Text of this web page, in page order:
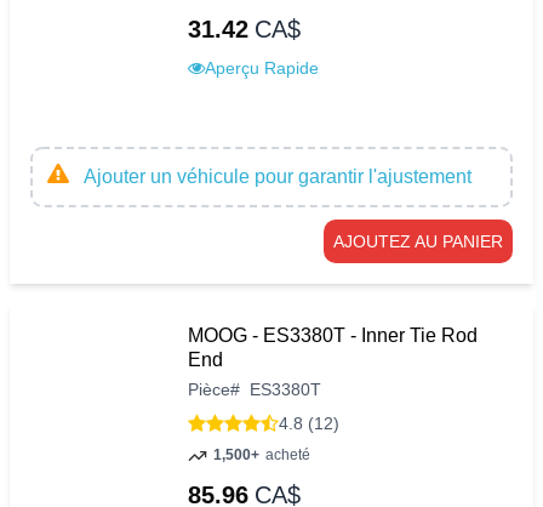
31.42 CA$
Aperçu Rapide
Ajouter un véhicule pour garantir l'ajustement
AJOUTEZ AU PANIER
MOOG - ES3380T - Inner Tie Rod
End
Pièce# ES3380T
4.8 (12)
1,500+ acheté
85.96 CA$